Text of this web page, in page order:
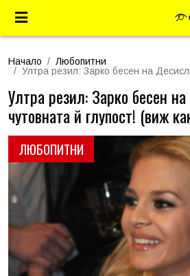
Начало
Любопитни
Ултра резил: Зарко бесен на
ЛЮБОПИТНИ
Ултра резил: Зарко бесен
чутовната й глупост! (виж